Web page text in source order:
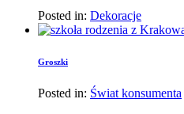
Posted in: Dekoracje
Groszki
Posted in: Świat konsumenta